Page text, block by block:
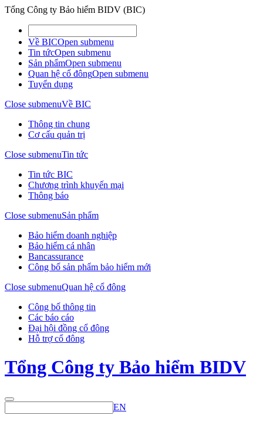
Tổng Công ty Bảo hiểm BIDV (BIC)
Về BICOpen submenu
Tin tứcOpen submenu
Sản phẩmOpen submenu
Quan hệ cổ đôngOpen submenu
Tuyển dụng
Close submenuVề BIC
Thông tin chung
Cơ cấu quản trị
Close submenuTin tức
Tin tức BIC
Chương trình khuyến mại
Thông báo
Close submenuSản phẩm
Bảo hiểm doanh nghiệp
Bảo hiểm cá nhân
Bancassurance
Công bố sản phẩm bảo hiểm mới
Close submenuQuan hệ cổ đông
Công bố thông tin
Các báo cáo
Đại hội đồng cổ đông
Hỗ trợ cổ đông
Tổng Công ty Bảo hiểm BIDV
EN